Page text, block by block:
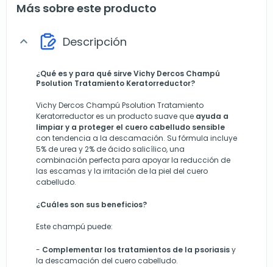
Más sobre este producto
expand_more Descripción
¿Qué es y para qué sirve Vichy Dercos Champú
Psolution Tratamiento Keratorreductor?
Vichy Dercos Champú Psolution Tratamiento
Keratorreductor es un producto suave que ayuda a
limpiar y a proteger el cuero cabelludo sensible
con tendencia a la descamación. Su fórmula incluye
5% de urea y 2% de ácido salicílico, una
combinación perfecta para apoyar la reducción de
las escamas y la irritación de la piel del cuero
cabelludo.
¿Cuáles son sus beneficios?
Este champú puede:
- Complementar los tratamientos de la psoriasisy
la descamación del cuero cabelludo.